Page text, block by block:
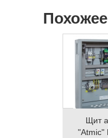
Щит
"Atmic"